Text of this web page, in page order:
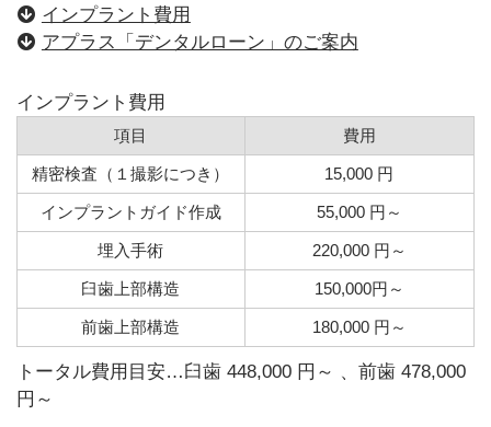
インプラント費用
アプラス「デンタルローン」のご案内
インプラント費用
項目 費用
精密検査（１撮影につき） 15,000 円
インプラントガイド作成 55,000 円～
埋入手術 220,000 円～
臼歯上部構造 150,000円～
前歯上部構造 180,000 円～
トータル費用目安…臼歯 448,000 円～ 、前歯 478,000
円～